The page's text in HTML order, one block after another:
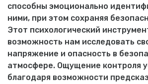
способны эмоционально
ними, при этом сохраняя
Этот психологический
возможность нам исследовать
напряжение и опасность в
атмосфере. Ощущение контроля
благодаря возможности